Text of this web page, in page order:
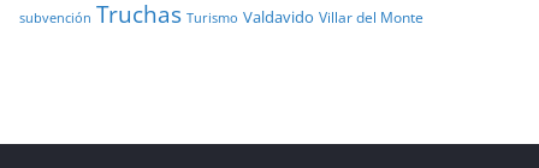
subvención Truchas Turismo Valdavido Villar del Monte